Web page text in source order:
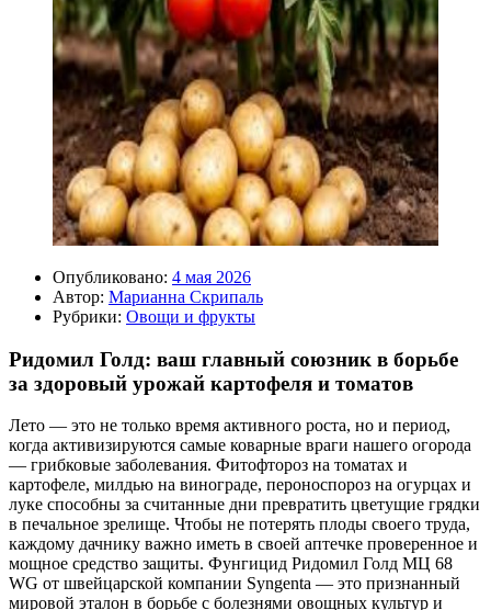
Опубликовано: 4 мая 2026
Автор: Марианна Скрипаль
Рубрики: Овощи и фрукты
Ридомил Голд: ваш главный союзник в борьбе
за здоровый урожай картофеля и томатов
Лето — это не только время активного роста, но и период,
когда активизируются самые коварные враги нашего огорода
— грибковые заболевания. Фитофтороз на томатах и
картофеле, милдью на винограде, пероноспороз на огурцах и
луке способны за считанные дни превратить цветущие грядки
в печальное зрелище. Чтобы не потерять плоды своего труда,
каждому дачнику важно иметь в своей аптечке проверенное и
мощное средство защиты. Фунгицид Ридомил Голд МЦ 68
WG от швейцарской компании Syngenta — это признанный
мировой эталон в борьбе с болезнями овощных культур и